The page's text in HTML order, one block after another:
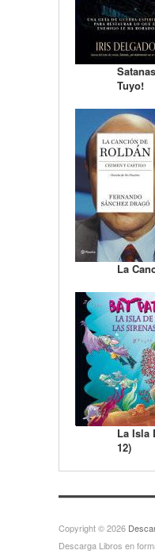
Tuyo!
La
La Isla
12)
Copyright © 2026
Descarga Libros en